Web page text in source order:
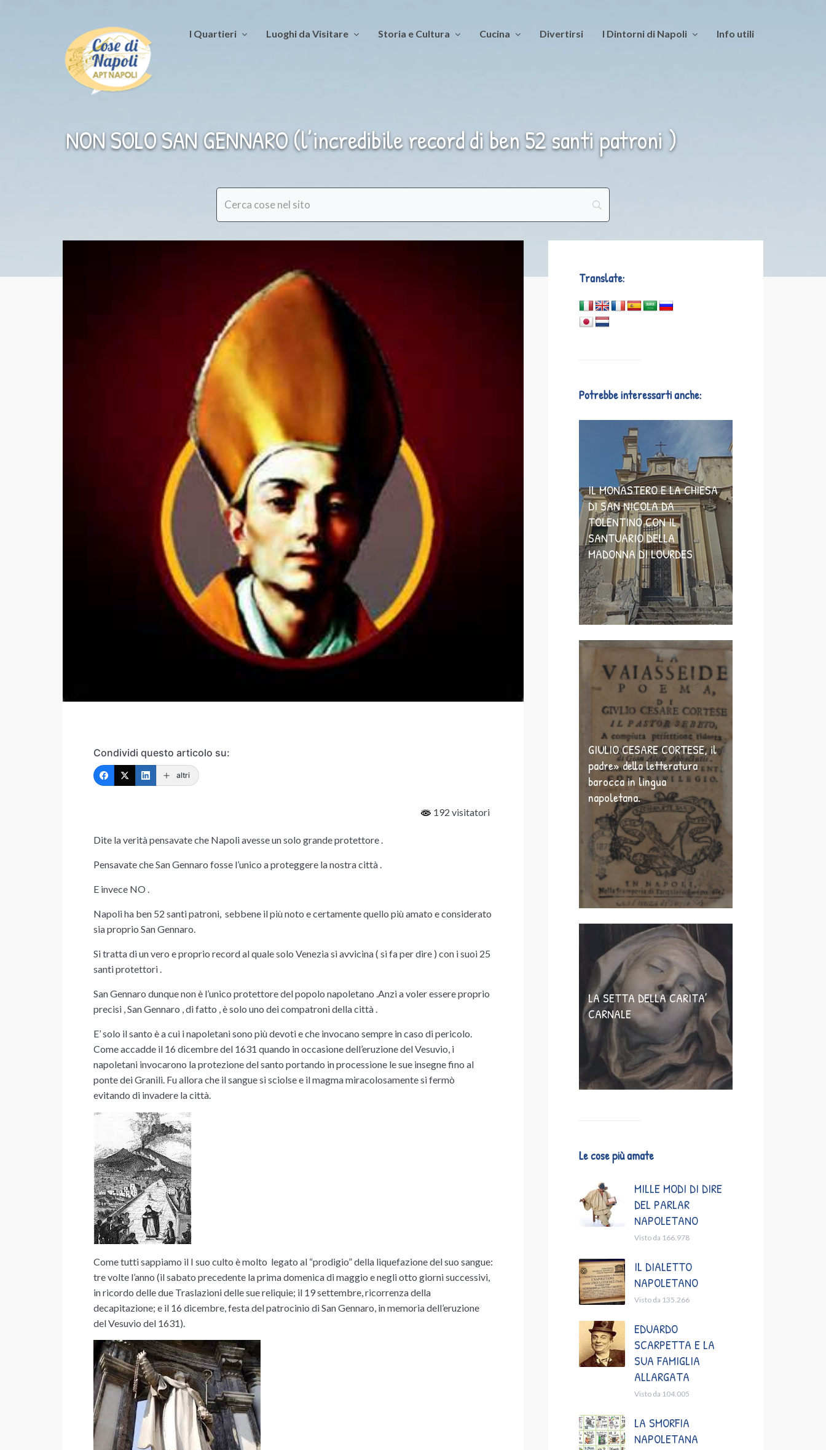
I Quartieri Luoghi da Visitare Storia e Cultura Cucina Divertirsi I Dintorni di Napoli Info utili
NON SOLO SAN GENNARO (l’incredibile record di ben 52 santi patroni )
Condividi questo articolo su:
altri
192 visitatori
Dite la verità pensavate che Napoli avesse un solo grande protettore .
Pensavate che San Gennaro fosse l’unico a proteggere la nostra città .
E invece NO .
Napoli ha ben 52 santi patroni, sebbene il più noto e certamente quello più amato e considerato
sia proprio San Gennaro.
Si tratta di un vero e proprio record al quale solo Venezia si avvicina ( si fa per dire ) con i suoi 25
santi protettori .
San Gennaro dunque non è l’unico protettore del popolo napoletano .Anzi a voler essere proprio
precisi , San Gennaro , di fatto , è solo uno dei compatroni della città .
E’ solo il santo è a cui i napoletani sono più devoti e che invocano sempre in caso di pericolo.
Come accadde il 16 dicembre del 1631 quando in occasione dell’eruzione del Vesuvio, i
napoletani invocarono la protezione del santo portando in processione le sue insegne fino al
ponte dei Granili. Fu allora che il sangue si sciolse e il magma miracolosamente si fermò
evitando di invadere la città.
Come tutti sappiamo il I suo culto è molto legato al “prodigio” della liquefazione del suo sangue:
tre volte l’anno (il sabato precedente la prima domenica di maggio e negli otto giorni successivi,
in ricordo delle due Traslazioni delle sue reliquie; il 19 settembre, ricorrenza della
decapitazione; e il 16 dicembre, festa del patrocinio di San Gennaro, in memoria dell’eruzione
del Vesuvio del 1631).
Translate:
Potrebbe interessarti anche:
IL MONASTERO E LA CHIESA
DI SAN NICOLA DA
TOLENTINO CON IL
SANTUARIO DELLA
MADONNA DI LOURDES
GIULIO CESARE CORTESE, il
padre» della letteratura
barocca in lingua
napoletana.
LA SETTA DELLA CARITA’
CARNALE
Le cose più amate
MILLE MODI DI DIRE
DEL PARLAR
NAPOLETANO
Visto da 166.978
IL DIALETTO
NAPOLETANO
Visto da 135.266
EDUARDO
SCARPETTA E LA
SUA FAMIGLIA
ALLARGATA
Visto da 104.005
LA SMORFIA
NAPOLETANA